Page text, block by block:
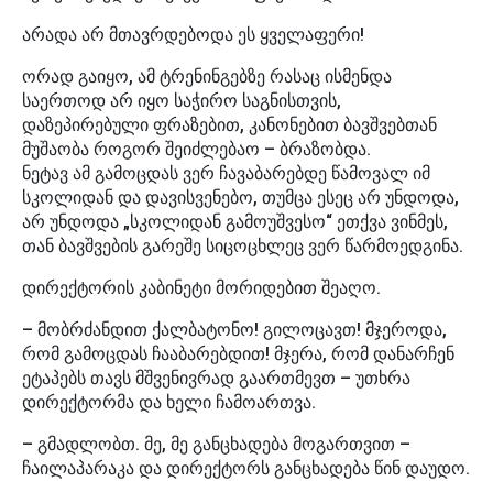
არადა არ მთავრდებოდა ეს ყველაფერი!
ორად გაიყო, ამ ტრენინგებზე რასაც ისმენდა
საერთოდ არ იყო საჭირო საგნისთვის,
დაზეპირებული ფრაზებით, კანონებით ბავშვებთან
მუშაობა როგორ შეიძლებაო – ბრაზობდა.
ნეტავ ამ გამოცდას ვერ ჩავაბარებდე წამოვალ იმ
სკოლიდან და დავისვენებო, თუმცა ესეც არ უნდოდა,
არ უნდოდა „სკოლიდან გამოუშვესო“ ეთქვა ვინმეს,
თან ბავშვების გარეშე სიცოცხლეც ვერ წარმოედგინა.
დირექტორის კაბინეტი მორიდებით შეაღო.
– მობრძანდით ქალბატონო! გილოცავთ! მჯეროდა,
რომ გამოცდას ჩააბარებდით! მჯერა, რომ დანარჩენ
ეტაპებს თავს მშვენივრად გაართმევთ – უთხრა
დირექტორმა და ხელი ჩამოართვა.
– გმადლობთ. მე, მე განცხადება მოგართვით –
ჩაილაპარაკა და დირექტორს განცხადება წინ დაუდო.